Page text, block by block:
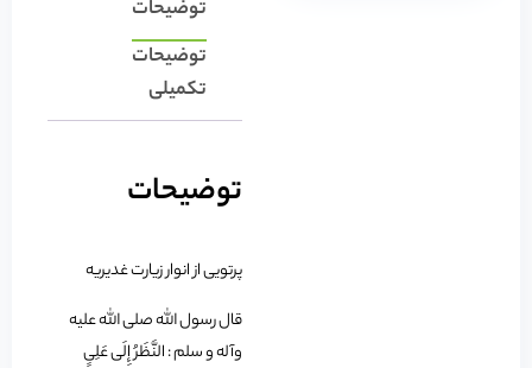
توضیحات
توضیحات
تکمیلی
توضیحات
پرتویی از انوار زیارت غدیریه
قال رسول الله صلی الله علیه
وآله و سلم : النَّظَرُ إِلَی عَلِیٍ